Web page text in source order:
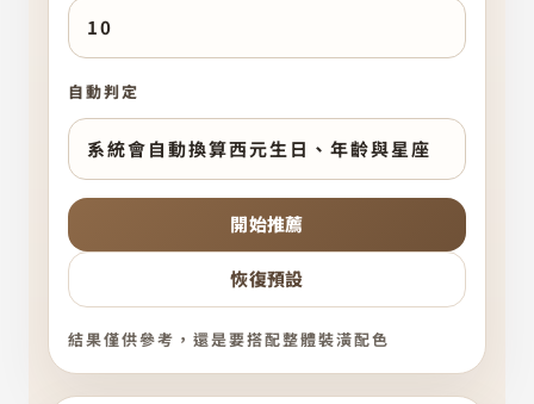
自動判定
開始推薦
恢復預設
結果僅供參考，還是要搭配整體裝潢配色